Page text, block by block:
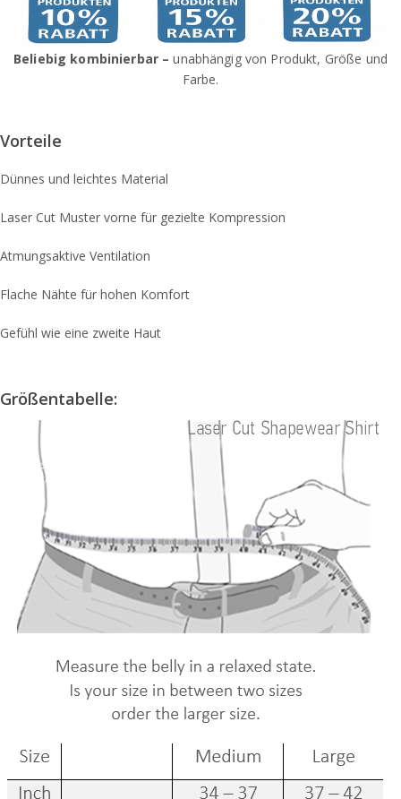
Beliebig kombinierbar –unabhängig von Produkt, Größe und
Farbe.
Vorteile
Dünnes und leichtes Material
Laser Cut Muster vorne für gezielte Kompression
Atmungsaktive Ventilation
Flache Nähte für hohen Komfort
Gefühl wie eine zweite Haut
Größentabelle: